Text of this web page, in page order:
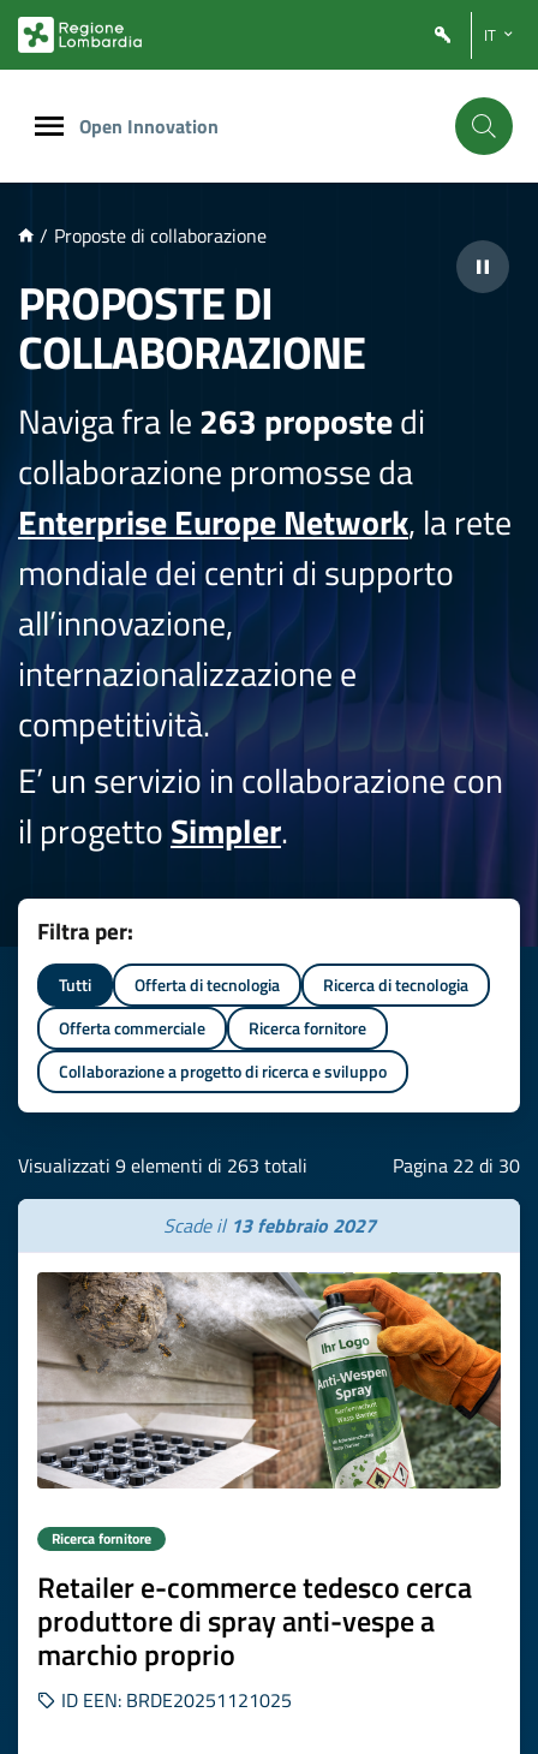
PRINCIPALE
IT
Open Innovation
/ Proposte di collaborazione
PROPOSTE DI
COLLABORAZIONE
Naviga fra le263 propostedi
collaborazione promosse da
Enterprise Europe Network, la rete
mondiale dei centri di supporto
all’innovazione,
internazionalizzazione e
competitività.
E’ un servizio in collaborazione con
il progettoSimpler.
Filtra per:
Tutti Offerta di tecnologia
Ricerca di tecnologia
Offerta commerciale
Ricerca fornitore
Collaborazione a progetto di ricerca e sviluppo
Visualizzati 9 elementi di 263 totali Pagina 22 di 30
Scade il 13 febbraio 2027
Ricerca fornitore
Retailer e-commerce tedesco cerca
produttore di spray anti-vespe a
marchio proprio
ID EEN: BRDE20251121025